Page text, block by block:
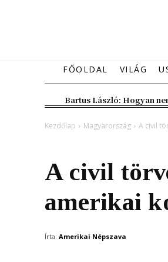
FŐOLDAL VILÁG
Bartus László: Hogyan
Kezdőlap Magyarország A civil
A civil
amerikai
Írta: Amerikai Népszava